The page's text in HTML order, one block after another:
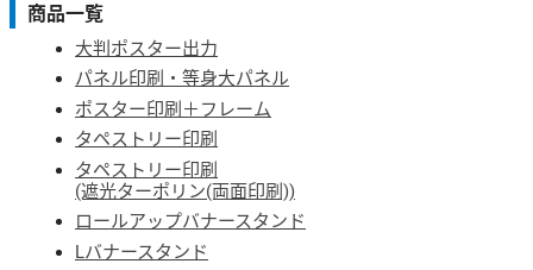
商品一覧
大判ポスター出力
パネル印刷・等身大パネル
ポスター印刷＋フレーム
タペストリー印刷
タペストリー印刷
(遮光ターポリン(両面印刷))
ロールアップバナースタンド
Lバナースタンド